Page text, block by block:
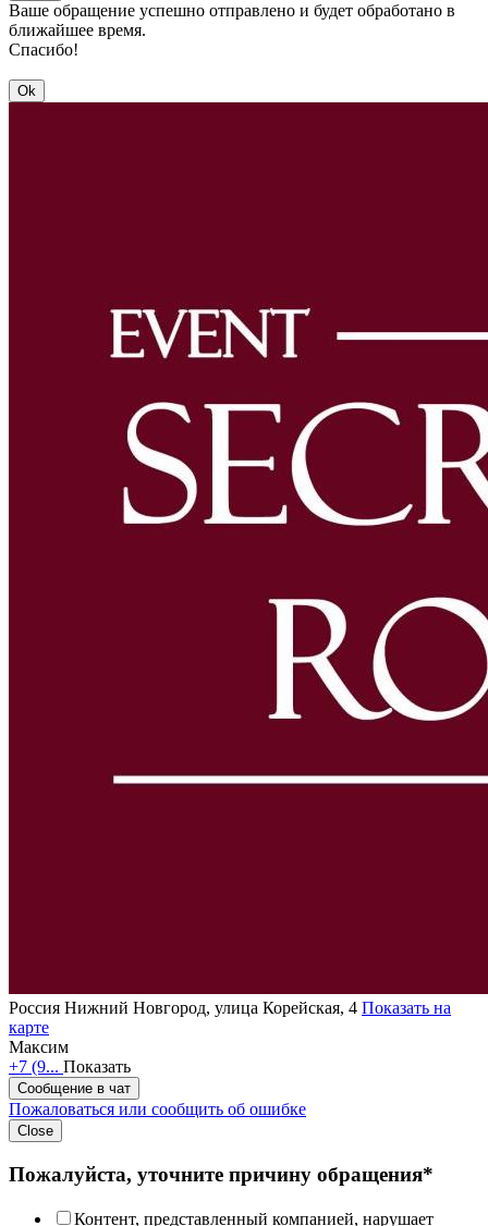
Ваше обращение успешно отправлено и будет обработано в
ближайшее время.
Спасибо!
Ok
Россия Нижний Новгород, улица Корейская, 4 Показать на
карте
Максим
+7 (9... Показать
Сообщение в чат
Пожаловаться или сообщить об ошибке
Close
Пожалуйста, уточните причину обращения*
Контент, представленный компанией, нарушает